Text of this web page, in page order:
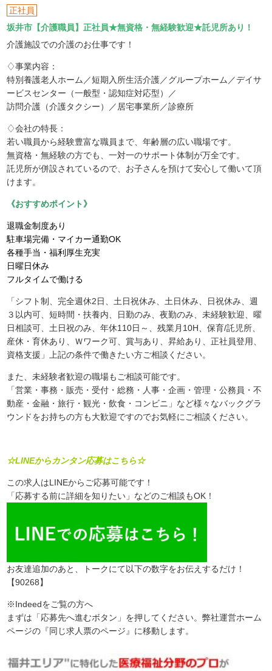
正社員
坂井市【介護職員】正社員★無資格・無経験歓迎★託児所あり！
介護施設での介護のお仕事です！
♢事業内容：
特別養護老人ホーム／短期入所生活介護／グループホーム／デイサ
ービスセンター（一般型・認知症対応型）／
訪問介護（介護タクシー）／居宅事業所／診療所
♢会社の特長：
若い職員から経験豊富な職員まで、年齢層の広い職場です。
無資格・無経験の方でも、一対一のサポート体制が万全です。
託児所が併設されているので、お子さんを預けて安心して働いて頂
けます。
《おすすめポイント》
退職金制度あり
駐車場完備・マイカー通勤OK
各種手当・福利厚生充実
日曜日休み
フルタイムで働ける
「シフト制、完全週休2日、土日祝休み、土日休み、日祝休み、週
３以内可、短時間・扶養内、日勤のみ、夜勤のみ、未経験歓迎、曜
日相談可、土日祝のみ、年休110日～、残業月10H、保育/託児所、
産休・育休あり、Ｗワーク可、賞与あり、昇給あり、正社員登用、
資格支援」上記の条件で働きたい方ご相談ください。
また、未経験者歓迎の職場もご相談可能です。
「営業・事務・販売・受付・総務・人事・企画・管理・公務員・不
動産・金融・旅行・観光・飲食・コンビニ」など様々なバックグラ
ウンドをお持ちの方も大歓迎ですのでお気軽にご相談ください。
☆LINEからカンタン応募はこちら☆
この求人はLINEからご応募可能です！
「応募する前に詳細を知りたい」などのご相談もOK！
お友達追加のあと、トークにて以下の数字をお伝えするだけ！
【90268】
※Indeedをご覧の方へ
まずは「応募先へ進むボタン」を押してください。弊社運営ホーム
ページの『同じ求人票のページ』に移動します。